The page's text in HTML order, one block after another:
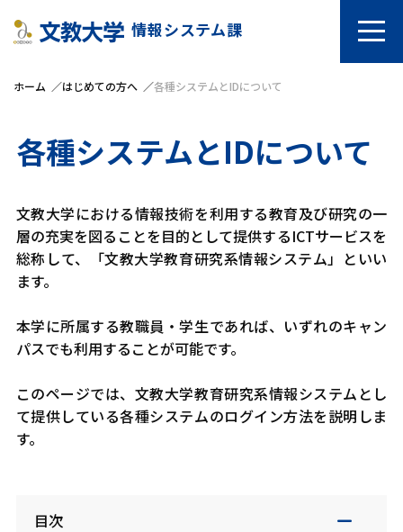
情報システム課
ホーム はじめての方へ 各種システムとIDについて
各種システムとIDについて
文教大学における情報技術を利用する教育及び研究の一
層の充実を図ることを目的として提供するICTサービスを
総称して、「文教大学教育研究系情報システム」といい
ます。
本学に所属する教職員・学生であれば、いずれのキャン
パスでも利用することが可能です。
このページでは、文教大学教育研究系情報システムとし
て提供している各種システムのログイン方法を説明しま
す。
目次